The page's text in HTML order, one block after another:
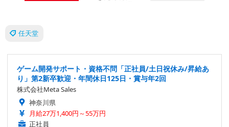
任天堂
ゲーム開発サポート・資格不問「正社員/土日祝休み/昇給あ
り」第2新卒歓迎・年間休日125日・賞与年2回
株式会社Meta Sales
神奈川県
月給27万1,400円～55万円
正社員